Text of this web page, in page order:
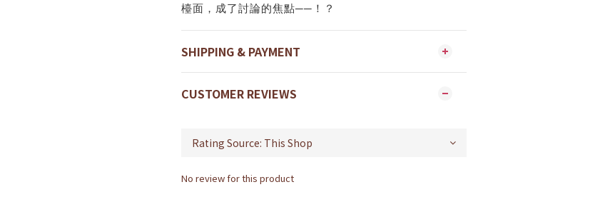
檯面，成了討論的焦點──！？
SHIPPING & PAYMENT
CUSTOMER REVIEWS
No review for this product